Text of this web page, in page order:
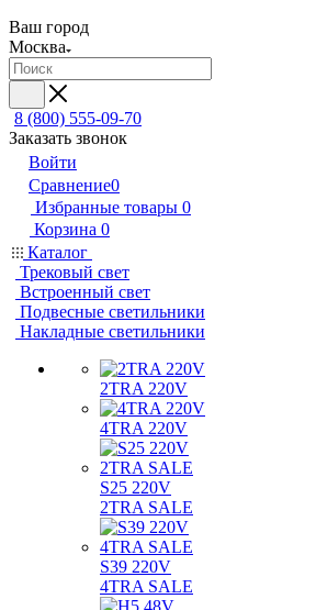
Ваш город
Москва
8 (800) 555-09-70
Заказать звонок
Войти
Сравнение0
Избранные товары 0
Корзина 0
Каталог
Трековый свет
Встроенный свет
Подвесные светильники
Накладные светильники
2TRA 220V
4TRA 220V
S25 220V
2TRA SALE
S39 220V
4TRA SALE